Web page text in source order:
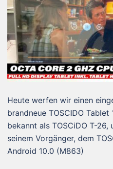
Heute werfen wir einen
brandneue TOSCIDO
bekannt als TOSCiDO T-
seinem Vorgänger, dem
Android 10.0 (M863)